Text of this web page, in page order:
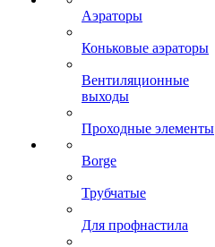
Аэраторы
Коньковые аэраторы
Вентиляционные
выходы
Проходные элементы
Borge
Трубчатые
Для профнастила